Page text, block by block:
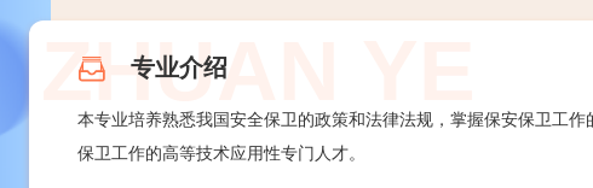
专业介绍
本专业培养熟悉我国安全保卫的政策和法律法规，掌握保安保卫工
保卫工作的高等技术应用性专门人才。